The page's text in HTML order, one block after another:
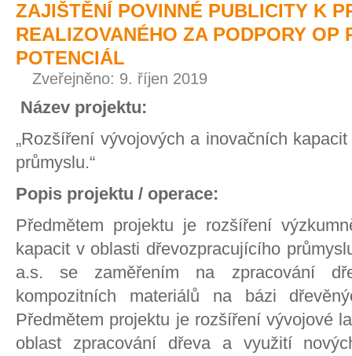
ZAJIŠTĚNÍ POVINNÉ PUBLICITY K
REALIZOVANÉHO ZA PODPORY OP
POTENCIÁL
Zveřejněno: 9. říjen 2019
Název projektu:
„Rozšíření vývojových a inovačních
průmyslu.“
Popis projektu / operace:
Předmětem projektu je rozšíření
kapacit v oblasti dřevozpracujícího
a.s. se zaměřením na zpracování
kompozitních materiálů na bázi
Předmětem projektu je rozšíření vývojové
oblast zpracování dřeva a využití